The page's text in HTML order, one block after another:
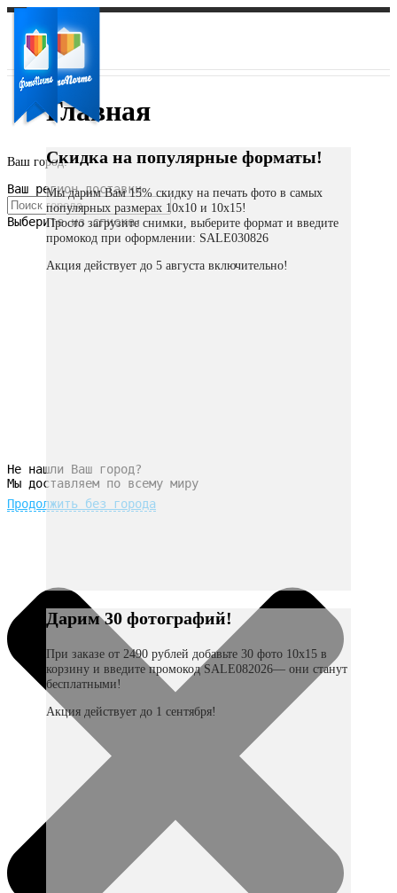
Ваш город:
Ваш регион доставки
Выберите из списка:
Не нашли Ваш город?
Мы доставляем по всему миру
Продолжить без города
Главная
Скидка на популярные форматы!
Мы дарим Вам 15% скидку на печать фото в самых
популярных размерах 10х10 и 10х15!
Просто загрузите снимки, выберите формат и введите
промокод при оформлении: SALE030826
Акция действует до 5 августа включительно!
Дарим 30 фотографий!
При заказе от 2490 рублей добавьте 30 фото 10х15 в
корзину и введите промокод SALE082026— они станут
бесплатными!
Акция действует до 1 сентября!